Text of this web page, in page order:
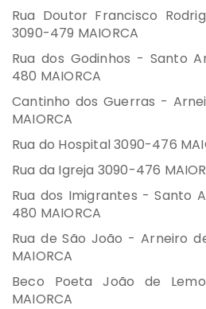
Rua Doutor Francisco
3090-479 MAIORCA
Rua dos Godinhos - Santo
480 MAIORCA
Cantinho dos Guerras -
MAIORCA
Rua do Hospital 3090-476
Rua da Igreja 3090-476
Rua dos Imigrantes - Santo
480 MAIORCA
Rua de São João - Arneiro
MAIORCA
Beco Poeta João de
MAIORCA